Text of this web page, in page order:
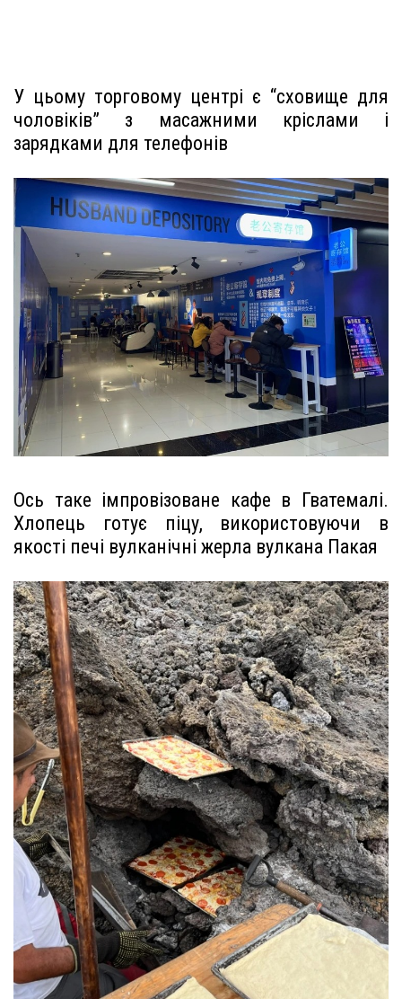
У цьому торговому центрі є “сховище для
чоловіків” з масажними кріслами і
зарядками для телефонів
Ось таке імпровізоване кафе в Гватемалі.
Хлопець готує піцу, використовуючи в
якості печі вулканічні жерла вулкана Пакая